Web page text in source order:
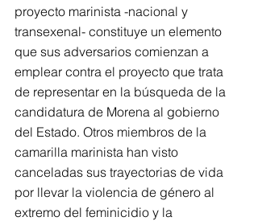
proyecto marinista -nacional y
transexenal- constituye un elemento
que sus adversarios comienzan a
emplear contra el proyecto que trata
de representar en la búsqueda de la
candidatura de Morena al gobierno
del Estado. Otros miembros de la
camarilla marinista han visto
canceladas sus trayectorias de vida
por llevar la violencia de género al
extremo del feminicidio y la